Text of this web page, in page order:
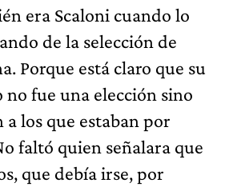
era Scaloni cuando lo
de la selección de
Porque está claro que su
fue una elección sino
los que estaban por
faltó quien señalara que
que debía irse, por